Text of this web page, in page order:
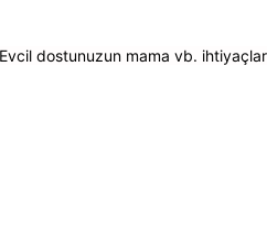
Evcil dostunuzun mama vb.